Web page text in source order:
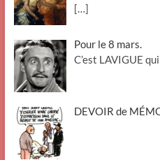
[…]
Pour le 8 mars.
C’est LAVIGUE
DEVOIR de